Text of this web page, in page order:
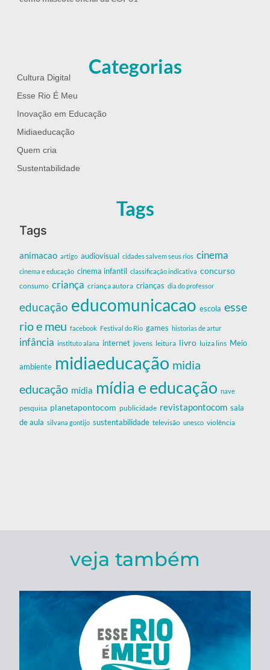
Categorias
Cultura Digital
Esse Rio É Meu
Inovação em Educação
Midiaeducação
Quem cria
Sustentabilidade
Tags
Tags
animacao artigo audiovisual cidades salvem seus rios cinema
cinema e educação cinema infantil classificação indicativa concurso
consumo criança criança autora crianças dia do professor
educação educomunicacao escola esse
rio e meu facebook Festival do Rio games historias de artur
infância instituto alana internet jovens leitura livro luiza lins Meio
ambiente midiaeducação midia
educação mídia mídia e educação nave
pesquisa planetapontocom publicidade revistapontocom sala
de aula silvana gontijo sustentabilidade televisão unesco violência
veja também
Esse Rio é Meu